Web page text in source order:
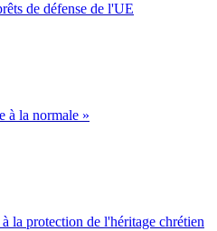
de défense de l'UE
à la normale »
la protection de l'héritage chrétien